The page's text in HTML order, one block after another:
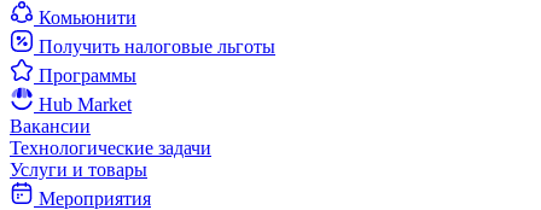
Комьюнити
Получить налоговые льготы
Программы
Hub Market
Вакансии
Технологические задачи
Услуги и товары
Мероприятия